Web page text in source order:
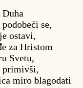
se,
ostavi,
za Hristom
Svetu,
primivši,
miro blagodati